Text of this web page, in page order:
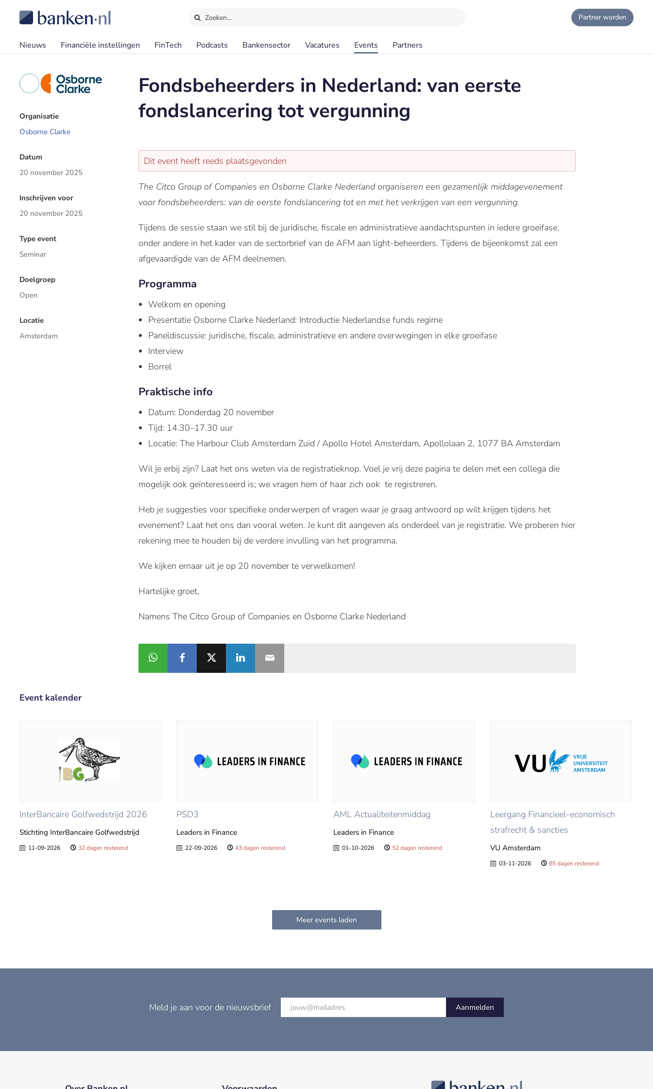
Zoeken… Partner worden
Nieuws Financiële instellingen FinTech Podcasts Bankensector Vacatures Events Partners
Fondsbeheerders in Nederland: van eerste
fondslancering tot vergunning
Organisatie
Osborne Clarke
Datum
20 november 2025
Inschrijven voor
20 november 2025
Type event
Seminar
Doelgroep
Open
Locatie
Amsterdam
Dit event heeft reeds plaatsgevonden
The Citco Group of Companies en Osborne Clarke Nederland organiseren een gezamenlijk middagevenement
voor fondsbeheerders: van de eerste fondslancering tot en met het verkrijgen van een vergunning.
Tijdens de sessie staan we stil bij de juridische, fiscale en administratieve aandachtspunten in iedere groeifase,
onder andere in het kader van de sectorbrief van de AFM aan light-beheerders. Tijdens de bijeenkomst zal een
afgevaardigde van de AFM deelnemen.
Programma
Welkom en opening
Presentatie Osborne Clarke Nederland: Introductie Nederlandse funds regime
Paneldiscussie: juridische, fiscale, administratieve en andere overwegingen in elke groeifase
Interview
Borrel
Praktische info
Datum: Donderdag 20 november
Tijd: 14.30–17.30 uur
Locatie: The Harbour Club Amsterdam Zuid / Apollo Hotel Amsterdam, Apollolaan 2, 1077 BA Amsterdam
Wil je erbij zijn? Laat het ons weten via de registratieknop. Voel je vrij deze pagina te delen met een collega die
mogelijk ook geïnteresseerd is; we vragen hem of haar zich ook te registreren.
Heb je suggesties voor specifieke onderwerpen of vragen waar je graag antwoord op wilt krijgen tijdens het
evenement? Laat het ons dan vooral weten. Je kunt dit aangeven als onderdeel van je registratie. We proberen hier
rekening mee te houden bij de verdere invulling van het programma.
We kijken ernaar uit je op 20 november te verwelkomen!
Hartelijke groet,
Namens The Citco Group of Companies en Osborne Clarke Nederland
Event kalender
InterBancaire Golfwedstrijd 2026
Stichting InterBancaire Golfwedstrijd
11-09-2026 32 dagen resterend
PSD3
Leaders in Finance
22-09-2026 43 dagen resterend
AML Actualiteitenmiddag
Leaders in Finance
01-10-2026 52 dagen resterend
Leergang Financieel-economisch
strafrecht & sancties
VU Amsterdam
03-11-2026 85 dagen resterend
Meld je aan voor de nieuwsbrief Aanmelden